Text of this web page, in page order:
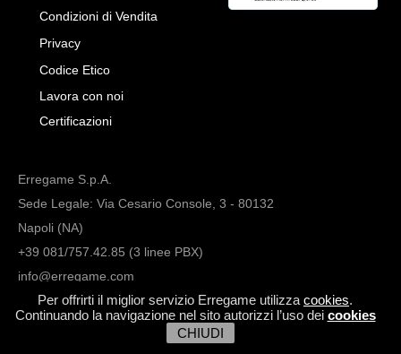
Per offrirti il miglior servizio Erregame utilizza cookies.
Continuando la navigazione nel sito autorizzi l’uso dei cookies
CHIUDI
Condizioni di Vendita
Privacy
Codice Etico
Lavora con noi
Certificazioni
Erregame S.p.A.
Sede Legale: Via Cesario Console, 3 - 80132
Napoli (NA)
+39 081/757.42.85 (3 linee PBX)
info@erregame.com